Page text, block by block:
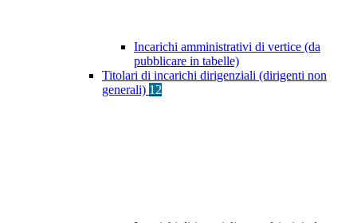
Incarichi amministrativi di vertice (da
pubblicare in tabelle)
Titolari di incarichi dirigenziali (dirigenti non
generali) 12